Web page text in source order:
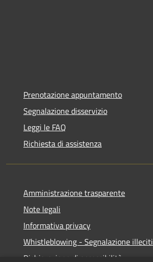
Prenotazione appuntamento
Segnalazione disservizio
Leggi le FAQ
Richiesta di assistenza
Amministrazione trasparente
Note legali
Informativa privacy
Whistleblowing - Segnalazione illeciti
Dichiarazione di accessibilità